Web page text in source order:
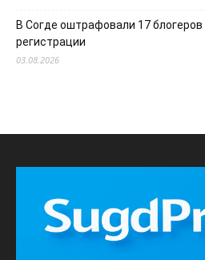
В Согде оштрафовали 17 блогеров
регистрации
03.08.2026